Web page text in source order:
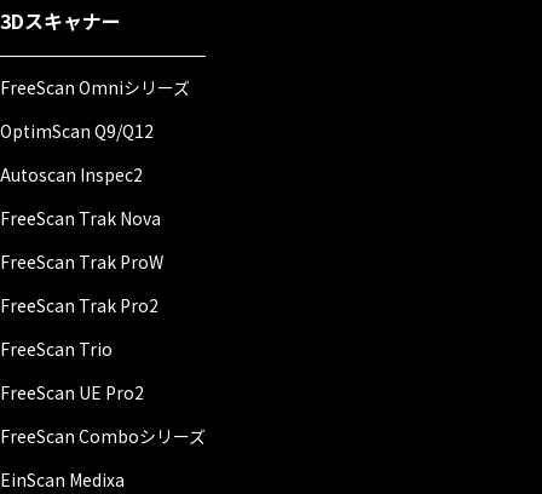
3Dスキャナー
FreeScan Omniシリーズ
OptimScan Q9/Q12
Autoscan Inspec2
FreeScan Trak Nova
FreeScan Trak ProW
FreeScan Trak Pro2
FreeScan Trio
FreeScan UE Pro2
FreeScan Comboシリーズ
EinScan Medixa